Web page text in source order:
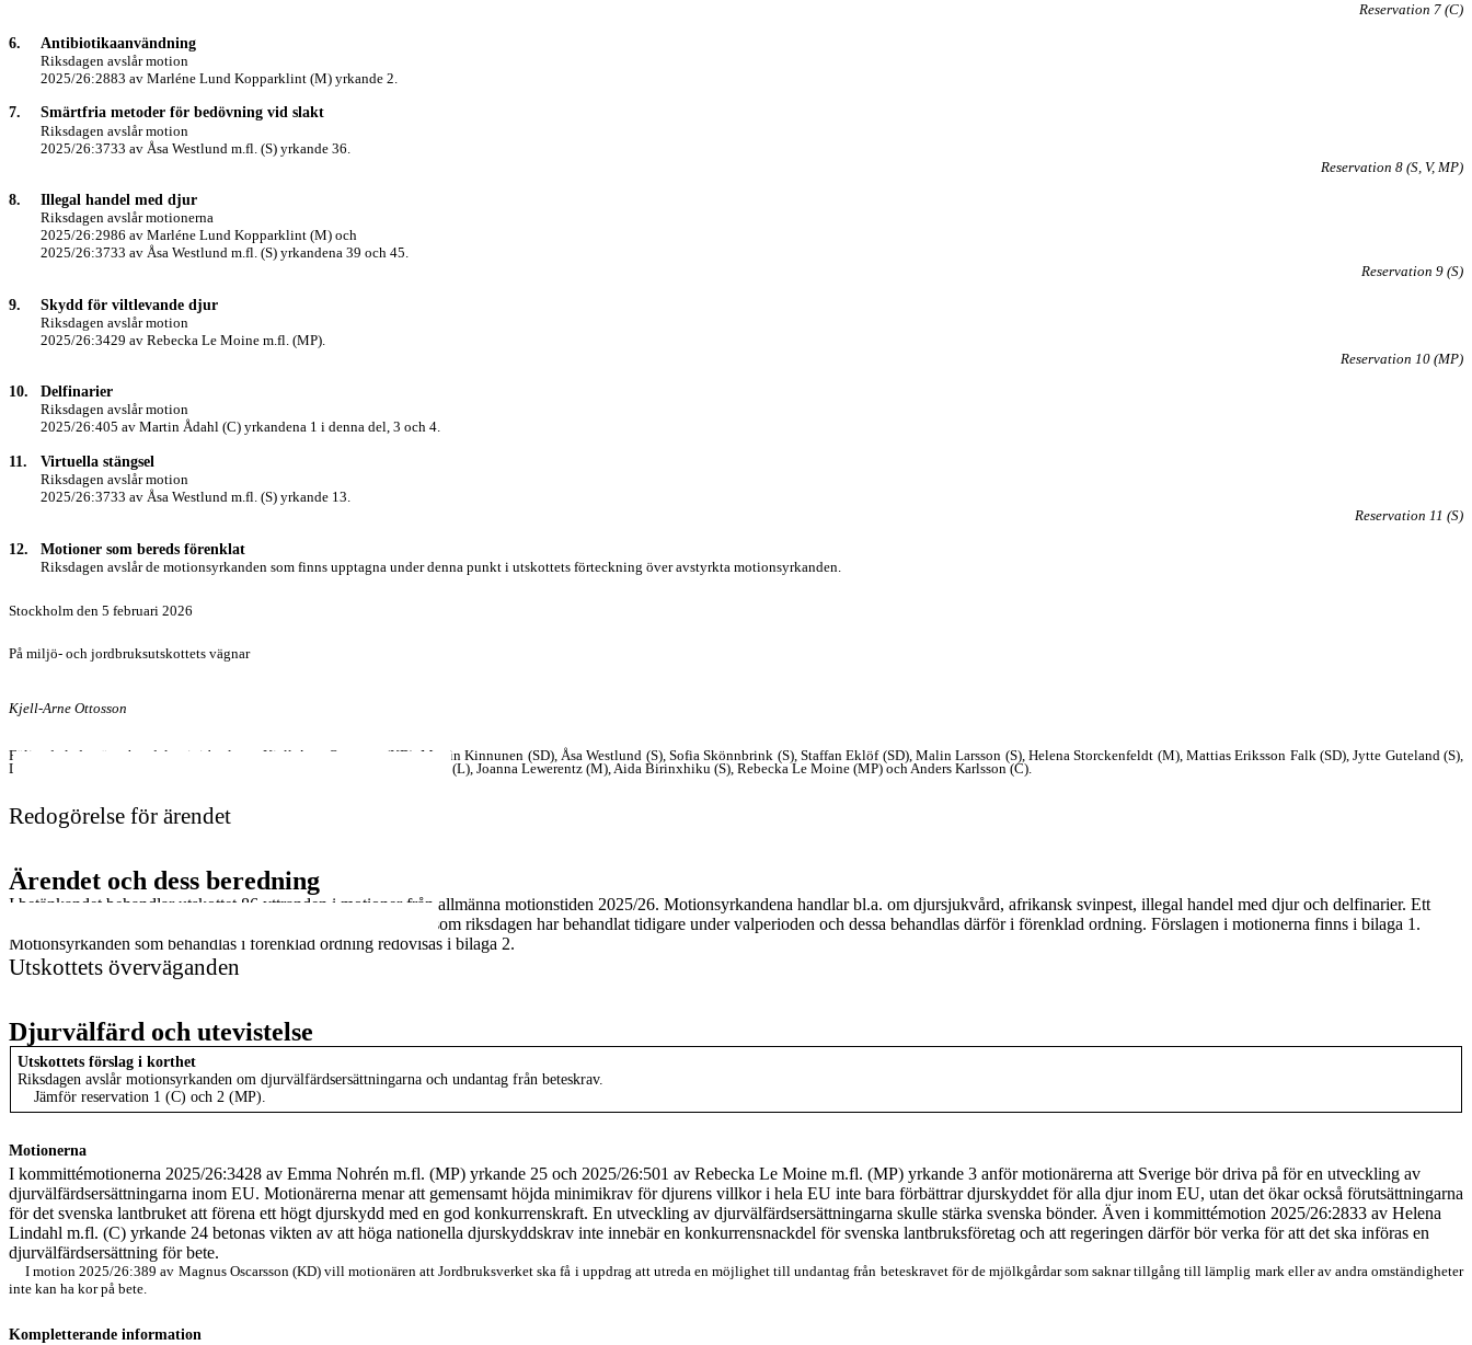
Reservation 7 (C)
6. Antibiotikaanvändning
Riksdagen avslår motion
2025/26:2883 av Marléne Lund Kopparklint (M) yrkande 2.
7. Smärtfria metoder för bedövning vid slakt
Riksdagen avslår motion
2025/26:3733 av Åsa Westlund m.fl. (S) yrkande 36.
Reservation 8 (S, V, MP)
8. Illegal handel med djur
Riksdagen avslår motionerna
2025/26:2986 av Marléne Lund Kopparklint (M) och
2025/26:3733 av Åsa Westlund m.fl. (S) yrkandena 39 och 45.
Reservation 9 (S)
9. Skydd för viltlevande djur
Riksdagen avslår motion
2025/26:3429 av Rebecka Le Moine m.fl. (MP).
Reservation 10 (MP)
10. Delfinarier
Riksdagen avslår motion
2025/26:405 av Martin Ådahl (C) yrkandena 1 i denna del, 3 och 4.
11. Virtuella stängsel
Riksdagen avslår motion
2025/26:3733 av Åsa Westlund m.fl. (S) yrkande 13.
Reservation 11 (S)
12. Motioner som bereds förenklat
Riksdagen avslår de motionsyrkanden som finns upptagna under denna punkt i utskottets förteckning över avstyrkta motionsyrkanden.
Stockholm den 5 februari 2026
På miljö- och jordbruksutskottets vägnar
Kjell-Arne Ottosson
Följande ledamöter har deltagit i beslutet: Kjell-Arne Ottosson (KD), Martin Kinnunen (SD), Åsa Westlund (S), Sofia Skönnbrink (S), Staffan Eklöf (SD), Malin Larsson (S), Helena Storckenfeldt (M), Mattias Eriksson Falk (SD), Jytte Guteland (S),
Lars Johnsson (M), Kajsa Fredholm (V), Victoria Tiblom (SD), Elin Nilsson (L), Joanna Lewerentz (M), Aida Birinxhiku (S), Rebecka Le Moine (MP) och Anders Karlsson (C).
Redogörelse för ärendet
Ärendet och dess beredning
I betänkandet behandlar utskottet 86 yttranden i motioner från allmänna motionstiden 2025/26. Motionsyrkandena handlar bl.a. om djursjukvård, afrikansk svinpest, illegal handel med djur och delfinarier. Ett
antal yrkanden tar upp samma eller i huvudsak samma frågor som riksdagen har behandlat tidigare under valperioden och dessa behandlas därför i förenklad ordning. Förslagen i motionerna finns i bilaga 1.
Motionsyrkanden som behandlas i förenklad ordning redovisas i bilaga 2.
Utskottets överväganden
Djurvälfärd och utevistelse
Utskottets förslag i korthet
Riksdagen avslår motionsyrkanden om djurvälfärdsersättningarna och undantag från beteskrav.
Jämför reservation 1 (C) och 2 (MP).
Motionerna
I kommittémotionerna 2025/26:3428 av Emma Nohrén m.fl. (MP) yrkande 25 och 2025/26:501 av Rebecka Le Moine m.fl. (MP) yrkande 3 anför motionärerna att Sverige bör driva på för en utveckling av
djurvälfärdsersättningarna inom EU. Motionärerna menar att gemensamt höjda minimikrav för djurens villkor i hela EU inte bara förbättrar djurskyddet för alla djur inom EU, utan det ökar också förutsättningarna
för det svenska lantbruket att förena ett högt djurskydd med en god konkurrenskraft. En utveckling av djurvälfärdsersättningarna skulle stärka svenska bönder. Även i kommittémotion 2025/26:2833 av Helena
Lindahl m.fl. (C) yrkande 24 betonas vikten av att höga nationella djurskyddskrav inte innebär en konkurrensnackdel för svenska lantbruksföretag och att regeringen därför bör verka för att det ska införas en
djurvälfärdsersättning för bete.
I motion 2025/26:389 av Magnus Oscarsson (KD) vill motionären att Jordbruksverket ska få i uppdrag att utreda en möjlighet till undantag från beteskravet för de mjölkgårdar som saknar tillgång till lämplig mark eller av andra omständigheter
inte kan ha kor på bete.
Kompletterande information